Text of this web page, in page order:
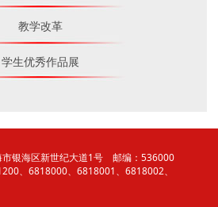
教学改革
学生优秀作品展
市银海区新世纪大道1号 邮编：536000
、6818000、6818001、6818002、